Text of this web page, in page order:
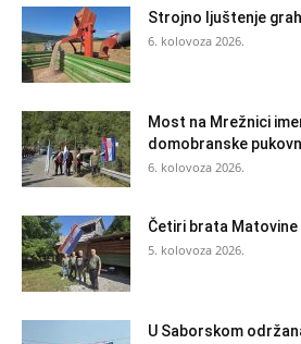
Strojno ljuštenje
6. kolovoza 2026.
Most na Mrežnici
domobranske
6. kolovoza 2026.
Četiri brata Matovine
5. kolovoza 2026.
U Saborskom